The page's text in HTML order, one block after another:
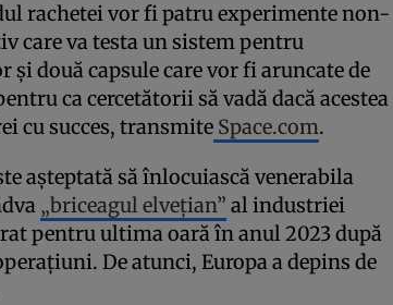
rachetei vor fi patru experimente non-
care va testa un sistem pentru
două capsule care vor fi aruncate de
ca cercetătorii să vadă dacă acestea
cu succes, transmite Space.com.
așteptată să înlocuiască venerabila
„briceagul elvețian” al industriei
pentru ultima oară în anul 2023 după
De atunci, Europa a depins de